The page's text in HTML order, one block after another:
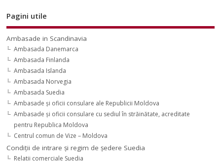
Pagini utile
Ambasade in Scandinavia
Ambasada Danemarca
Ambasada Finlanda
Ambasada Islanda
Ambasada Norvegia
Ambasada Suedia
Ambasade şi oficii consulare ale Republicii Moldova
Ambasade şi oficii consulare cu sediul în străinătate, acreditate
pentru Republica Moldova
Centrul comun de Vize – Moldova
Condiţii de intrare şi regim de şedere Suedia
Relatii comerciale Suedia